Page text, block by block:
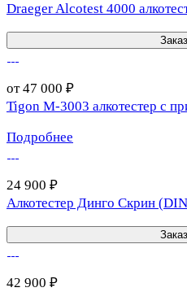
Draeger Alcotest 4000
от 47 000 ₽
Tigon M-3003 алкотестер с
Подробнее
24 900 ₽
Алкотестер Динго Скрин
42 900 ₽